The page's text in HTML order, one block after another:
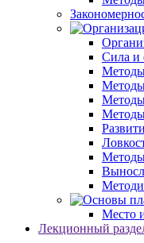
Сила и
Методы
Место
Лекционный